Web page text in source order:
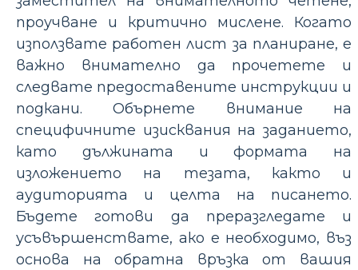
проучване и критично мислене. Когато
използвате работен лист за планиране, е
важно внимателно да прочетете и
следвате предоставените инструкции и
подкани. Обърнете внимание на
специфичните изисквания на заданието,
като дължината и формата на
изложението на тезата, както и
аудиторията и целта на писането.
Бъдете готови да преразгледате и
усъвършенствате, ако е необходимо, въз
основа на обратна връзка от вашия